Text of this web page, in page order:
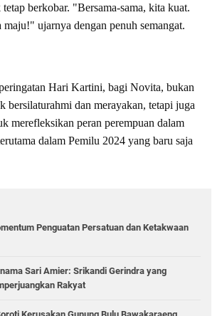
berkobar. "Bersama-sama, kita kuat.
maju!" ujarnya dengan penuh semangat.
Hari Kartini, bagi Novita, bukan
bersilaturahmi dan merayakan, tetapi juga
merefleksikan peran perempuan dalam
dalam Pemilu 2024 yang baru saja
Penguatan Persatuan dan Ketakwaan
Sari Amier: Srikandi Gerindra yang
Rakyat